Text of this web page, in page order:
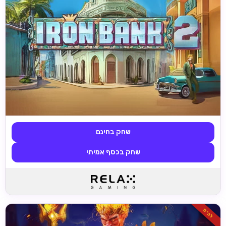
שחק בחינם
שחק בכסף אמיתי
להיט